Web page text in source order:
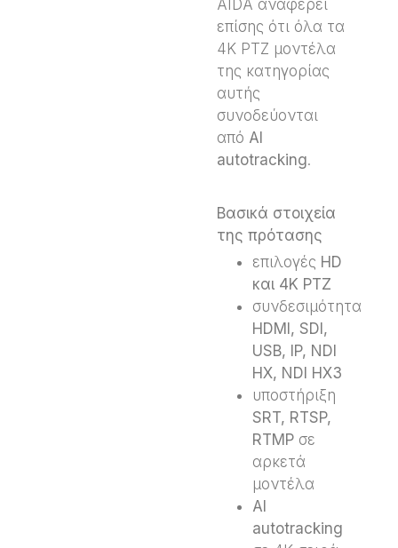
AIDA αναφέρει
επίσης ότι όλα τα
4K PTZ μοντέλα
της κατηγορίας
αυτής
συνοδεύονται
από AI
autotracking.
Βασικά στοιχεία
της πρότασης
επιλογές HD
και 4K PTZ
συνδεσιμότητα
HDMI, SDI,
USB, IP, NDI
HX, NDI HX3
υποστήριξη
SRT, RTSP,
RTMP σε
αρκετά
μοντέλα
AI
autotracking